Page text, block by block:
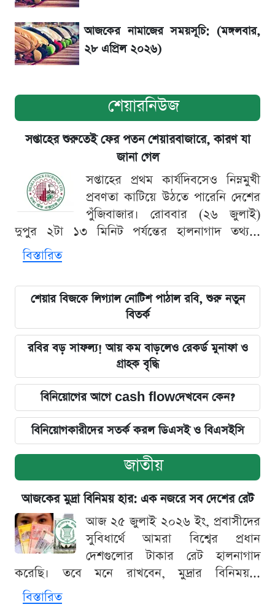
আজকের নামাজের সময়সূচি: (মঙ্গলবার,
২৮ এপ্রিল ২০২৬)
শেয়ারনিউজ
সপ্তাহের শুরুতেই ফের পতন শেয়ারবাজারে, কারণ যা
জানা গেল
সপ্তাহের প্রথম কার্যদিবসেও নিম্নমুখী
প্রবণতা কাটিয়ে উঠতে পারেনি দেশের
পুঁজিবাজার। রোববার (২৬ জুলাই)
দুপুর ২টা ১৩ মিনিট পর্যন্তের হালনাগাদ তথ্য...
বিস্তারিত
শেয়ার বিজকে লিগ্যাল নোটিশ পাঠাল রবি, শুরু নতুন
বিতর্ক
রবির বড় সাফল্য! আয় কম বাড়লেও রেকর্ড মুনাফা ও
গ্রাহক বৃদ্ধি
বিনিয়োগের আগে cash flowদেখবেন কেন?
বিনিয়োগকারীদের সতর্ক করল ডিএসই ও বিএসইসি
জাতীয়
আজকের মুদ্রা বিনিময় হার: এক নজরে সব দেশের রেট
আজ ২৫ জুলাই ২০২৬ ইং, প্রবাসীদের
সুবিধার্থে আমরা বিশ্বের প্রধান
দেশগুলোর টাকার রেট হালনাগাদ
করেছি। তবে মনে রাখবেন, মুদ্রার বিনিময়...
বিস্তারিত